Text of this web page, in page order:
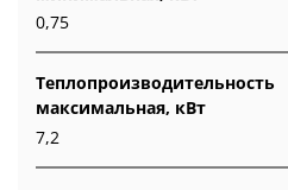
0,75
Теплопроизводительность
максимальная, кВт
7,2